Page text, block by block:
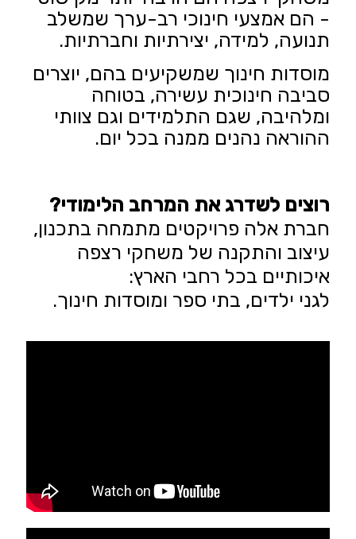
- הם אמצעי חינוכי רב-ערך שמשלב
תנועה, למידה, יצירתיות וחברתיות.
מוסדות חינוך שמשקיעים בהם, יוצרים
סביבה חינוכית עשירה, בטוחה
ומלהיבה, שגם התלמידים וגם צוותי
ההוראה נהנים ממנה בכל יום.
רוצים לשדרג את המרחב הלימודי?
חברת אלה פרויקטים מתמחה בתכנון,
עיצוב והתקנה של משחקי רצפה
איכותיים בכל רחבי הארץ:
לגני ילדים, בתי ספר ומוסדות חינוך.